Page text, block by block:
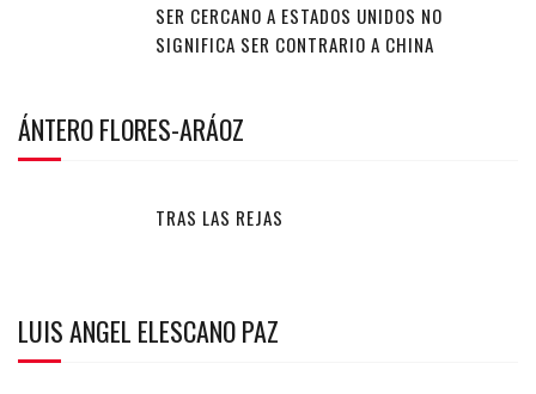
SER CERCANO A ESTADOS UNIDOS NO
SIGNIFICA SER CONTRARIO A CHINA
ÁNTERO FLORES-ARÁOZ
TRAS LAS REJAS
LUIS ANGEL ELESCANO PAZ